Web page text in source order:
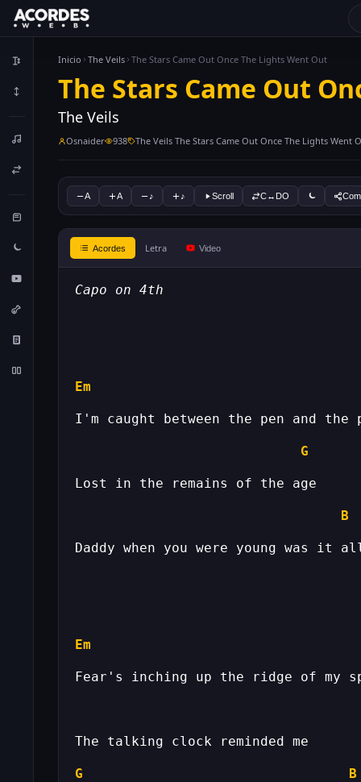
Inicio The Veils The Stars Came Out Once The Lights Went Out
The Stars Came Out
The Veils
Osnaider 938 The Veils The Stars Came Out Once The Lights Went
A A ♪ ♪ Scroll C↔DO
Acordes Letra Video
Capo on 4th
Em
G
B
Em
G B